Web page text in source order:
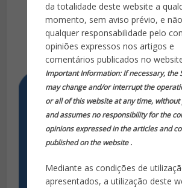
da totalidade deste website a
momento, sem aviso prévio, e
qualquer responsabilidade pelo
opiniões expressos nos artigos e
comentários publicados no
Important Information: If necessary, the
may change and/or interrupt the
or all of this website at any time,
and assumes no responsibility for the
opinions expressed in the articles and
published on the website .
Mediante as condições de
apresentados, a utilização deste
R$ 700,00
Adicionar ao carrinho